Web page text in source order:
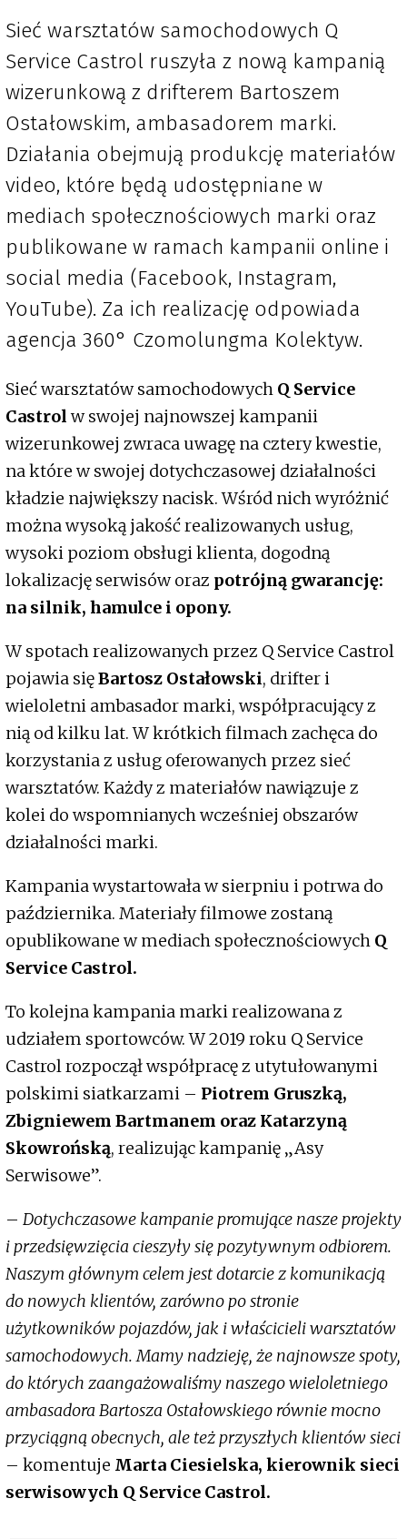
Sieć warsztatów samochodowych Q
Service Castrol ruszyła z nową kampanią
wizerunkową z drifterem Bartoszem
Ostałowskim, ambasadorem marki.
Działania obejmują produkcję materiałów
video, które będą udostępniane w
mediach społecznościowych marki oraz
publikowane w ramach kampanii online i
social media (Facebook, Instagram,
YouTube). Za ich realizację odpowiada
agencja 360° Czomolungma Kolektyw.
Sieć warsztatów samochodowych Q Service
Castrolw swojej najnowszej kampanii
wizerunkowej zwraca uwagę na cztery kwestie,
na które w swojej dotychczasowej działalności
kładzie największy nacisk. Wśród nich wyróżnić
można wysoką jakość realizowanych usług,
wysoki poziom obsługi klienta, dogodną
lokalizację serwisów oraz potrójną gwarancję:
na silnik, hamulce i opony.
W spotach realizowanych przez Q Service Castrol
pojawia sięBartosz Ostałowski, drifter i
wieloletni ambasador marki, współpracujący z
nią od kilku lat. W krótkich filmach zachęca do
korzystania z usług oferowanych przez sieć
warsztatów. Każdy z materiałów nawiązuje z
kolei do wspomnianych wcześniej obszarów
działalności marki.
Kampania wystartowała w sierpniu i potrwa do
października. Materiały filmowe zostaną
opublikowane w mediach społecznościowych Q
Service Castrol.
To kolejna kampania marki realizowana z
udziałem sportowców. W 2019 roku Q Service
Castrol rozpoczął współpracę z utytułowanymi
polskimi siatkarzami – Piotrem Gruszką,
Zbigniewem Bartmanem oraz Katarzyną
Skowrońską, realizując kampanię „Asy
Serwisowe”.
– Dotychczasowe kampanie promujące nasze projekty
i przedsięwzięcia cieszyły się pozytywnym odbiorem.
Naszym głównym celem jest dotarcie z komunikacją
do nowych klientów, zarówno po stronie
użytkowników pojazdów, jak i właścicieli warsztatów
samochodowych. Mamy nadzieję, że najnowsze spoty,
do których zaangażowaliśmy naszego wieloletniego
ambasadora Bartosza Ostałowskiego równie mocno
przyciągną obecnych, ale też przyszłych klientów sieci
– komentuje Marta Ciesielska, kierownik sieci
serwisowych Q Service Castrol.